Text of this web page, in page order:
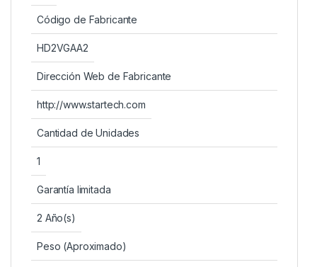
Código de Fabricante
HD2VGAA2
Dirección Web de Fabricante
http://www.startech.com
Cantidad de Unidades
1
Garantía limitada
2 Año(s)
Peso (Aproximado)